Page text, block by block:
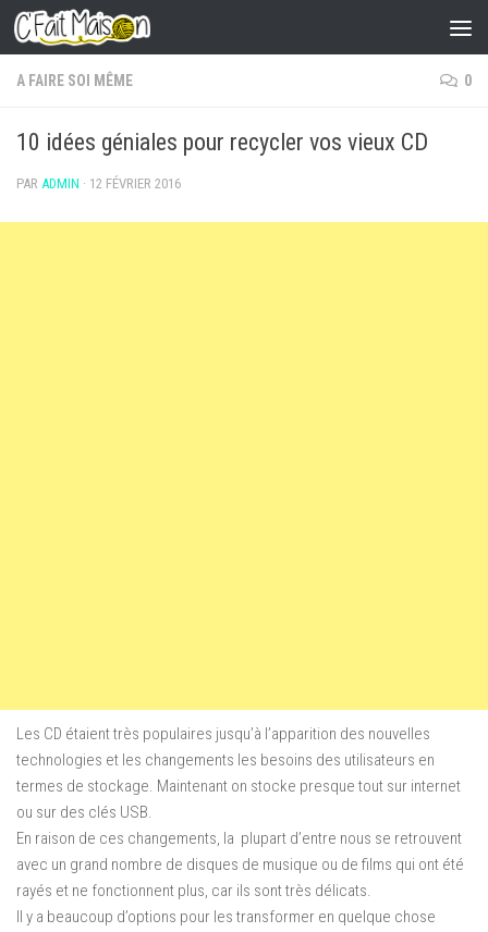
Skip to content
A FAIRE SOI MÊME 0
10 idées géniales pour recycler vos vieux CD
PAR ADMIN · 12 FÉVRIER 2016
Les CD étaient très populaires jusqu’à l’apparition des nouvelles
technologies et les changements les besoins des utilisateurs en
termes de stockage. Maintenant on stocke presque tout sur internet
ou sur des clés USB.
En raison de ces changements, la plupart d’entre nous se retrouvent
avec un grand nombre de disques de musique ou de films qui ont été
rayés et ne fonctionnent plus, car ils sont très délicats.
Il y a beaucoup d’options pour les transformer en quelque chose